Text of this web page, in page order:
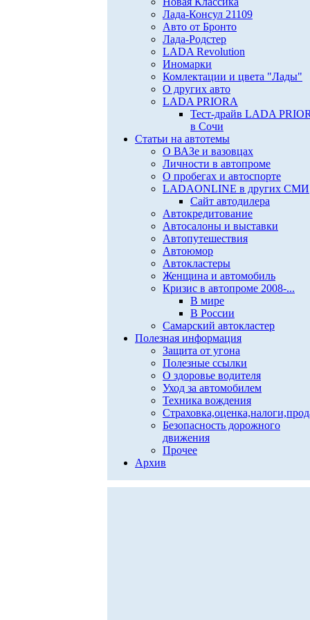
Лада-Консул 21109
Авто от Бронто
Лада-Родстер
LADA Revolution
Иномарки
Комлектации и цвета "Лады"
О других авто
LADA PRIORA
Тест-драйв LADA
в Сочи
Статьи на автотемы
О ВАЗе и вазовцах
Личности в автопроме
О пробегах и автоспорте
LADAONLINE в других СМИ
Сайт автодилера
Автокредитование
Автосалоны и выставки
Автопутешествия
Автоюмор
Автокластеры
Женщина и автомобиль
Кризис в автопроме 2008-...
В мире
В России
Самарский автокластер
Полезная информация
Защита от угона
Полезные ссылки
О здоровье водителя
Уход за автомобилем
Техника вождения
Безопасность дорожного
движения
Прочее
Архив